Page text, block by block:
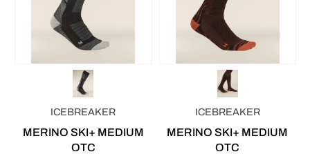
ICEBREAKER
MERINO SKI+ MEDIUM
OTC
ICEBREAKER
MERINO SKI+ MEDIUM
OTC